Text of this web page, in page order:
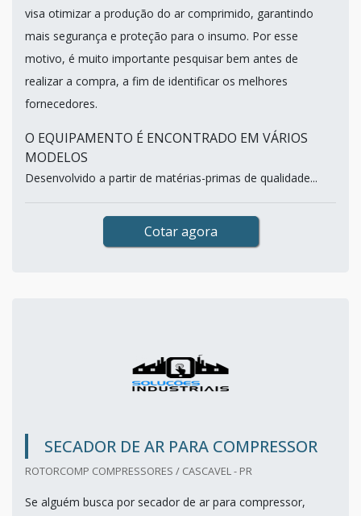
visa otimizar a produção do ar comprimido, garantindo
mais segurança e proteção para o insumo. Por esse
motivo, é muito importante pesquisar bem antes de
realizar a compra, a fim de identificar os melhores
fornecedores.
O EQUIPAMENTO É ENCONTRADO EM VÁRIOS
MODELOS
Desenvolvido a partir de matérias-primas de qualidade...
Cotar agora
SECADOR DE AR PARA COMPRESSOR
ROTORCOMP COMPRESSORES / CASCAVEL - PR
Se alguém busca por secador de ar para compressor,